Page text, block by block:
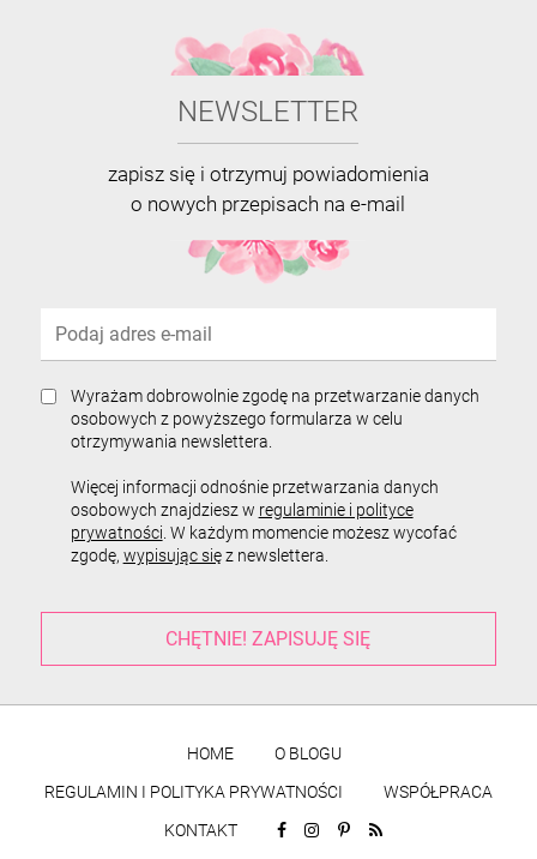
NEWSLETTER
zapisz się i otrzymuj powiadomienia
o nowych przepisach na e-mail
Wyrażam dobrowolnie zgodę na przetwarzanie danych
osobowych z powyższego formularza w celu
otrzymywania newslettera.
Więcej informacji odnośnie przetwarzania danych
osobowych znajdziesz w regulaminie i polityce
prywatności . W każdym momencie możesz wycofać
zgodę, wypisując sięz newslettera.
HOME
O BLOGU
REGULAMIN I POLITYKA PRYWATNOŚCI
WSPÓŁPRACA
KONTAKT